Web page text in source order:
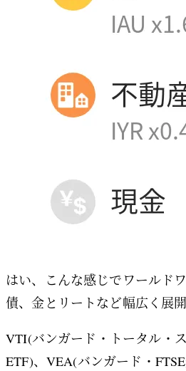
はい、こんな感じでワールド
債、金とリートなど幅広く展開
VTI(バンガード・トータル・
ETF)、VEA(バンガード・